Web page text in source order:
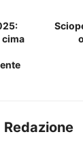
cima
Redazione